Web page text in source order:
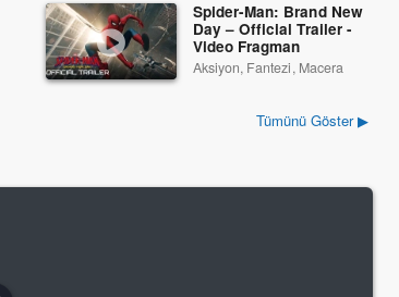
Spider-Man: Brand New
Day – Official Trailer -
Video Fragman
Aksiyon, Fantezi, Macera
Tümünü Göster ▶